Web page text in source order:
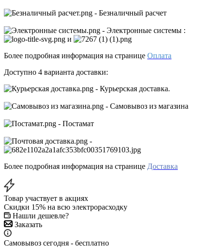
- Безналичный расчет
- Электронные системы :
и
Более подробная информация на странице Оплата
Доступно 4 варианта доставки:
- Курьерская доставка.
- Самовывоз из магазина
- Постамат
-
Более подробная информация на странице Доставка
Товар участвует в акциях
Скидки 15% на всю электрорасходку
Нашли дешевле?
Заказать
Самовывоз сегодня - бесплатно